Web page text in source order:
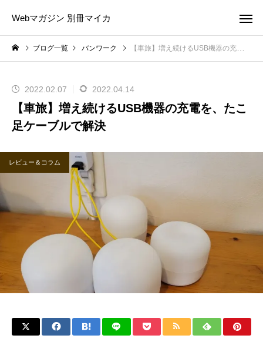
Webマガジン 別冊マイカ
ブログ一覧 バンワーク 【車旅】増え続けるUSB機器の充電を、たこ足ケーブルで解決
2022.02.07 2022.04.14
【車旅】増え続けるUSB機器の充電を、たこ
足ケーブルで解決
レビュー＆コラム